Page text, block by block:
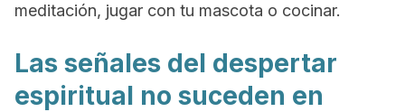
meditación, jugar con tu mascota o cocinar.
Las señales del despertar
espiritual no suceden en